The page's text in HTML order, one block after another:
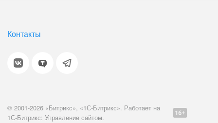
Контакты
© 2001-2026 «Битрикс», «1С-Битрикс». Работает на
1С-Битрикс: Управление сайтом.